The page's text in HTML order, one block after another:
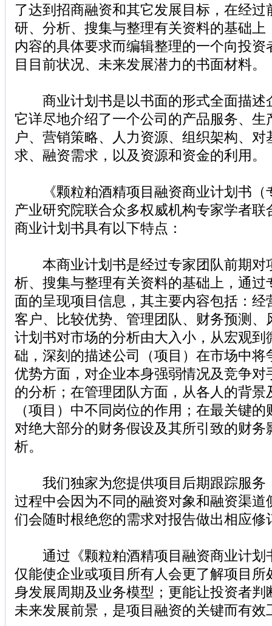
了达到招商融资和其它发展目标，在经过
研、分析、搜集与整理有关资料的基础上
内容的具体要求而编辑整理的一个向投资
目目前状况、未来发展潜力的书面材料。
商业计划书是以书面的形式全面描述
它详尽地介绍了一个公司的产品服务、生
户、营销策略、人力资源、组织架构、
求、融资需求，以及资源和资金的利用。
《颗粒粕酒精项目融资商业计划书（
产业研究院联合众多权威机构专家学者联
商业计划书具有以下特点：
本商业计划书是经过专家团队前期对
析、搜集与整理有关资料的基础上，通过
面的呈现项目信息，其主要内容包括：经
客户、比较优势、管理团队、财务预测、
计划书对市场的分析由大入小，从宏观到
础，深刻的描述公司（项目）在市场中将
优势方面，对企业本身强弱情况及竞争对
的分析；在管理团队方面，从各人的背景
（项目）中不同岗位的作用；在最关键
对绝大部分的财务假设及其所引致的财务
析。
我们独家为您提供项目后期跟踪服务
过程中会因为不同的融资对象和融资渠道
们会随时根绝您的需求对报告做出相应修
通过《颗粒粕酒精项目融资商业计划
仅能使企业或项目所有人会更了解项目所
身发展周期及业务模型；更能让投资者判
未来发展前景，是项目融资的关键而有效